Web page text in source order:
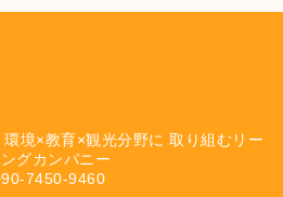
境×教育×観光分野に 取り組むリー
グカンパニー
7450-9460